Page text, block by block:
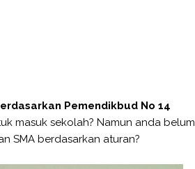
Pemendikbud No 14
masuk sekolah? Namun anda belum
SMA berdasarkan aturan?